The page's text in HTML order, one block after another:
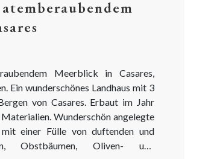
Meerblick in Casares,
Ein wunderschönes Landhaus mit 3
von Casares. Erbaut im Jahr
Wunderschön angelegte
einer Fülle von duftenden und
Obstbäumen, Oliven- und